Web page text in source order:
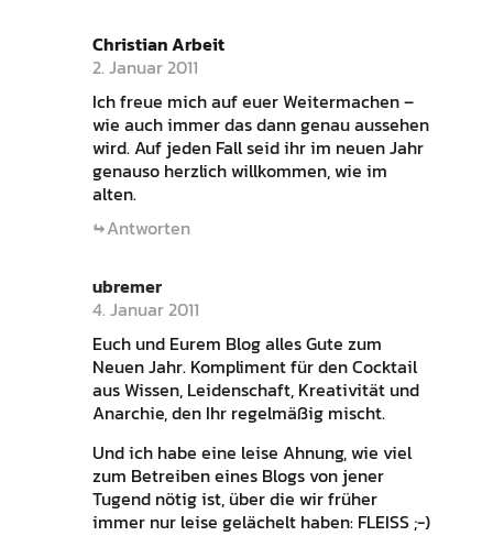
Christian Arbeit
2. Januar 2011
Ich freue mich auf euer Weitermachen –
wie auch immer das dann genau aussehen
wird. Auf jeden Fall seid ihr im neuen Jahr
genauso herzlich willkommen, wie im
alten.
Antworten
ubremer
4. Januar 2011
Euch und Eurem Blog alles Gute zum
Neuen Jahr. Kompliment für den Cocktail
aus Wissen, Leidenschaft, Kreativität und
Anarchie, den Ihr regelmäßig mischt.
Und ich habe eine leise Ahnung, wie viel
zum Betreiben eines Blogs von jener
Tugend nötig ist, über die wir früher
immer nur leise gelächelt haben: FLEISS ;-)